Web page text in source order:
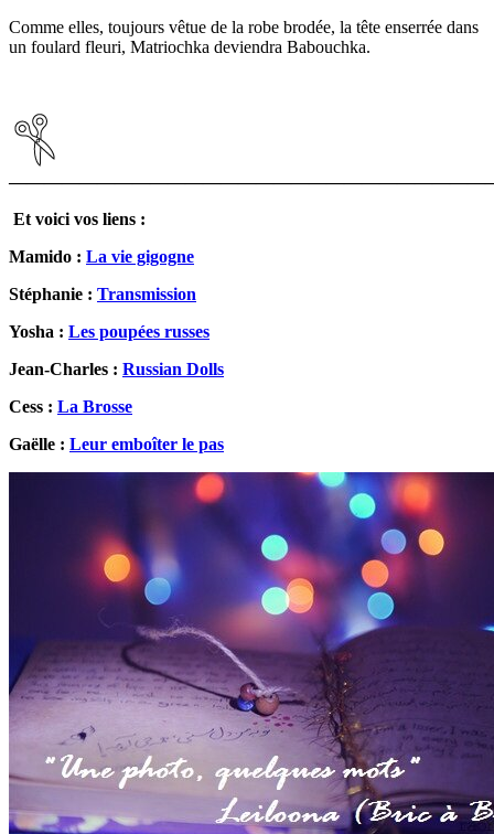
Comme elles, toujours vêtue de la robe brodée, la tête enserrée dans
un foulard fleuri, Matriochka deviendra Babouchka.
Et voici vos liens :
Mamido : La vie gigogne
Stéphanie : Transmission
Yosha : Les poupées russes
Jean-Charles : Russian Dolls
Cess : La Brosse
Gaëlle : Leur emboîter le pas